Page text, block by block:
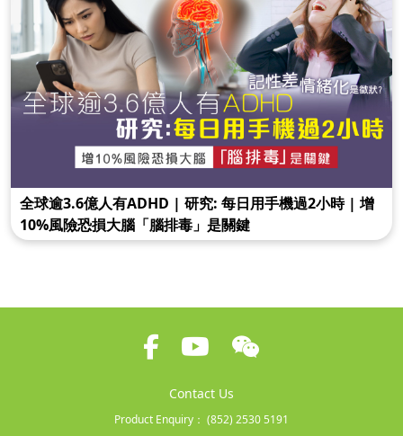
全球逾3.6億人有ADHD | 研究: 每日用手機過2小時 | 增
10%風險恐損大腦「腦排毒」是關鍵
Contact Us
Product Enquiry： (852) 2530 5191